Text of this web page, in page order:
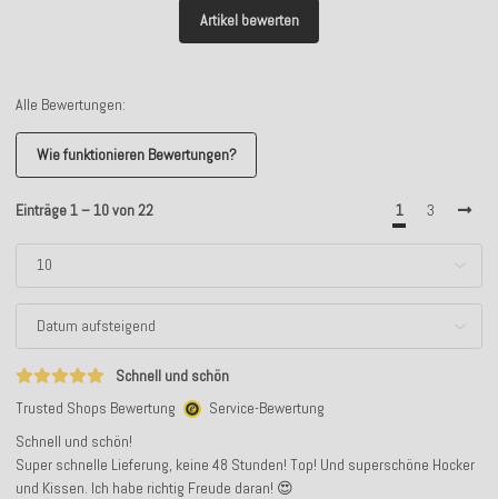
Artikel bewerten
Alle Bewertungen:
Wie funktionieren Bewertungen?
Einträge 1 – 10 von 22 1 3
Schnell und schön
Trusted Shops Bewertung
Service-Bewertung
Schnell und schön!
Super schnelle Lieferung, keine 48 Stunden! Top! Und superschöne Hocker
und Kissen. Ich habe richtig Freude daran! 😍